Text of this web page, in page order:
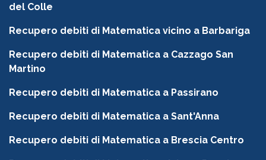
del Colle
Recupero debiti di Matematica vicino a Barbariga
Recupero debiti di Matematica a Cazzago San
Martino
Recupero debiti di Matematica a Passirano
Recupero debiti di Matematica a Sant'Anna
Recupero debiti di Matematica a Brescia Centro